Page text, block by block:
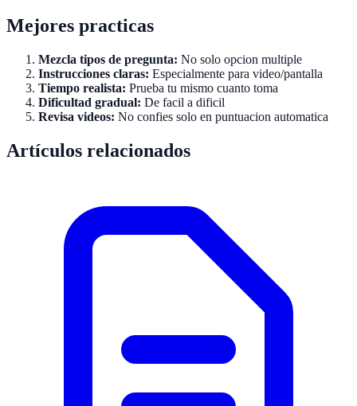
Mejores practicas
Mezcla tipos de pregunta: No solo opcion multiple
Instrucciones claras: Especialmente para video/pantalla
Tiempo realista: Prueba tu mismo cuanto toma
Dificultad gradual: De facil a dificil
Revisa videos: No confies solo en puntuacion automatica
Artículos relacionados